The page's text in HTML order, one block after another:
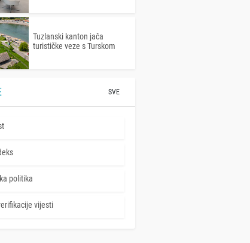
Tuzlanski kanton jača
turističke veze s Turskom
SVE
politika
vijesti